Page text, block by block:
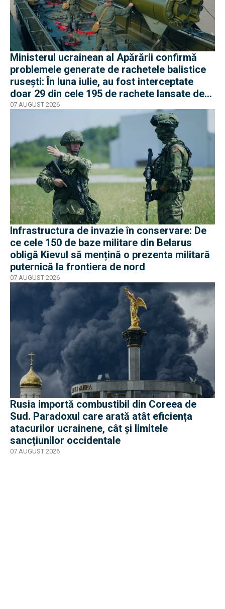
Ministerul ucrainean al Apărării confirmă
problemele generate de rachetele balistice
rusești: În luna iulie, au fost interceptate
doar 29 din cele 195 de rachete lansate de
armata rusă
07 AUGUST 2026
Infrastructura de invazie în conservare: De
ce cele 150 de baze militare din Belarus
obligă Kievul să mențină o prezenta militară
puternică la frontiera de nord
07 AUGUST 2026
Rusia importă combustibil din Coreea de
Sud. Paradoxul care arată atât eficiența
atacurilor ucrainene, cât și limitele
sancțiunilor occidentale
07 AUGUST 2026